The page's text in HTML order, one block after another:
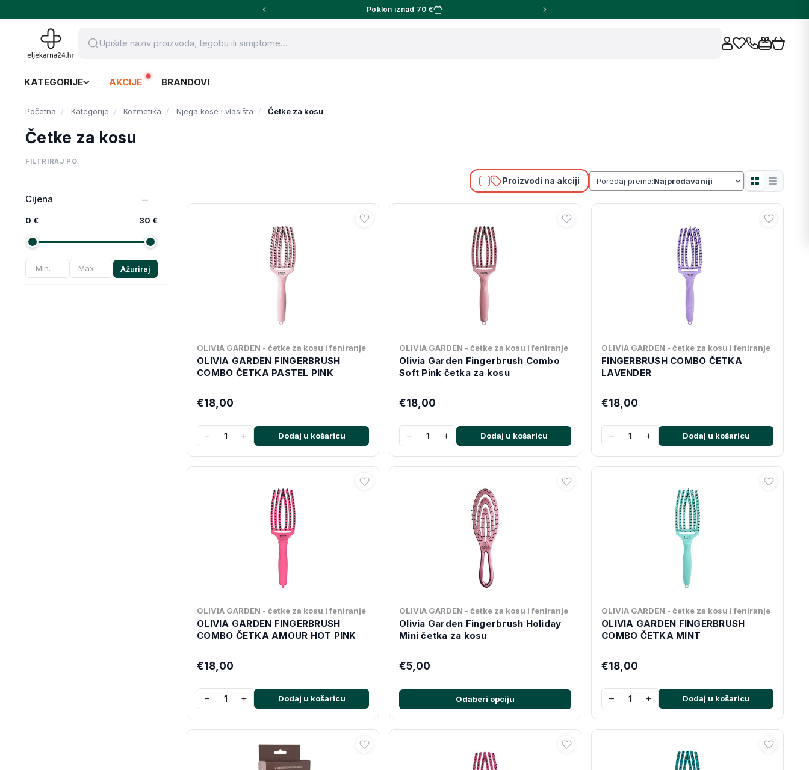
Poklon iznad 70 €
KATEGORIJE AKCIJE BRANDOVI
Početna Kategorije Kozmetika Njega kose i vlasišta Četke za kosu
Četke za kosu
FILTRIRAJ PO:
Cijena
0 € 30 €
Ažuriraj
Proizvodi na akciji Poredaj prema:
OLIVIA GARDEN - četke za kosu i feniranje
OLIVIA GARDEN FINGERBRUSH
COMBO ČETKA PASTEL PINK
€18,00
− + Dodaj u košaricu
OLIVIA GARDEN - četke za kosu i feniranje
Olivia Garden Fingerbrush Combo
Soft Pink četka za kosu
€18,00
− + Dodaj u košaricu
OLIVIA GARDEN - četke za kosu i feniranje
FINGERBRUSH COMBO ČETKA
LAVENDER
€18,00
− + Dodaj u košaricu
OLIVIA GARDEN - četke za kosu i feniranje
OLIVIA GARDEN FINGERBRUSH
COMBO ČETKA AMOUR HOT PINK
€18,00
− + Dodaj u košaricu
OLIVIA GARDEN - četke za kosu i feniranje
Olivia Garden Fingerbrush Holiday
Mini četka za kosu
€5,00
Odaberi opciju
OLIVIA GARDEN - četke za kosu i feniranje
OLIVIA GARDEN FINGERBRUSH
COMBO ČETKA MINT
€18,00
− + Dodaj u košaricu